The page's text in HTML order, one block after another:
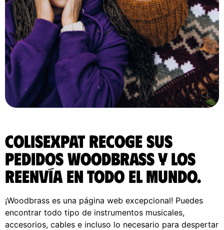
ColisExpat recoge sus
pedidos Woodbrass y los
reenvía en todo el Mundo.
¡Woodbrass es una página web excepcional! Puedes
encontrar todo tipo de instrumentos musicales,
accesorios, cables e incluso lo necesario para despertar